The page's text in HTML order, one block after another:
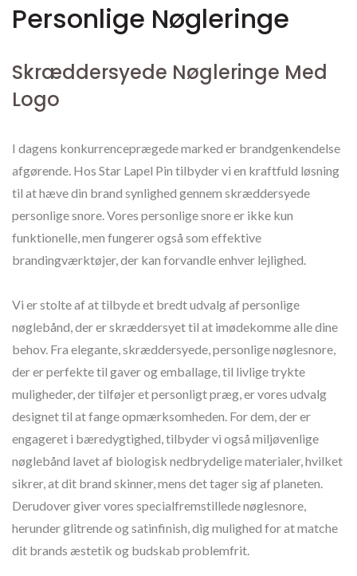
Personlige Nøgleringe
Skræddersyede Nøgleringe Med
Logo
I dagens konkurrenceprægede marked er brandgenkendelse
afgørende. Hos Star Lapel Pin tilbyder vi en kraftfuld løsning
til at hæve din brand synlighed gennem skræddersyede
personlige snore. Vores personlige snore er ikke kun
funktionelle, men fungerer også som effektive
brandingværktøjer, der kan forvandle enhver lejlighed.
Vi er stolte af at tilbyde et bredt udvalg af personlige
nøglebånd, der er skræddersyet til at imødekomme alle dine
behov. Fra elegante, skræddersyede, personlige nøglesnore,
der er perfekte til gaver og emballage, til livlige trykte
muligheder, der tilføjer et personligt præg, er vores udvalg
designet til at fange opmærksomheden. For dem, der er
engageret i bæredygtighed, tilbyder vi også miljøvenlige
nøglebånd lavet af biologisk nedbrydelige materialer, hvilket
sikrer, at dit brand skinner, mens det tager sig af planeten.
Derudover giver vores specialfremstillede nøglesnore,
herunder glitrende og satinfinish, dig mulighed for at matche
dit brands æstetik og budskab problemfrit.